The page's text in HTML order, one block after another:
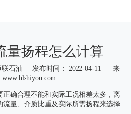
量扬程怎么计算
石油 发布时间： 2022-04-11 来
www.hlshiyou.com
正确合理不能和实际工况相差太多，离
流量、介质比重及实际所需扬程来选择